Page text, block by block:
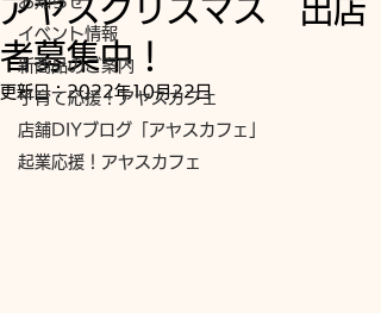
イベント情報
新商品のご案内
子育て応援！アヤスカフェ
店舗DIYブログ「アヤスカフェ」
起業応援！アヤスカフェ
アヤスクリスマス 出店
者募集中！
更新日：2022年10月22日